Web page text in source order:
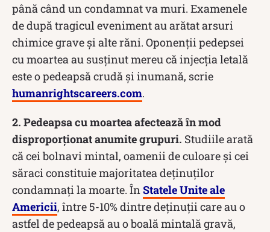
până când un condamnat va muri. Examenele
de după tragicul eveniment au arătat arsuri
chimice grave și alte răni. Oponenții pedepsei
cu moartea au susținut mereu că injecția letală
este o pedeapsă crudă și inumană, scrie
humanrightscareers.com.
2. Pedeapsa cu moartea afectează în mod
disproporționat anumite grupuri. Studiile arată
că cei bolnavi mintal, oamenii de culoare și cei
săraci constituie majoritatea deținuților
condamnați la moarte. În Statele Unite ale
Americii, între 5-10% dintre deținuții care au o
astfel de pedeapsă au o boală mintală gravă,